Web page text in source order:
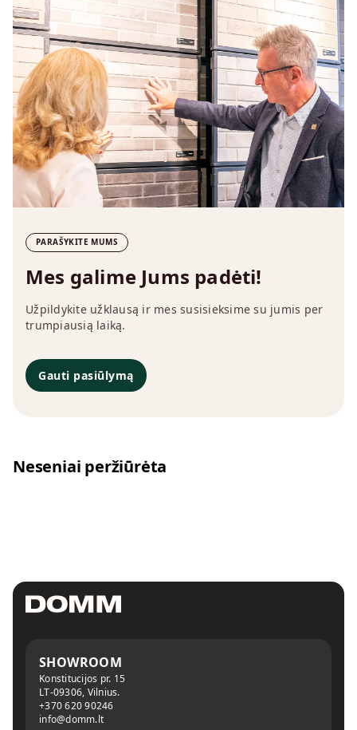
PARAŠYKITE MUMS
Mes galime Jums padėti!
Užpildykite užklausą ir mes susisieksime su jumis per
trumpiausią laiką.
Gauti pasiūlymą
Neseniai peržiūrėta
SHOWROOM
Konstitucijos pr. 15
LT-09306, Vilnius.
+370 620 90246
info@domm.lt